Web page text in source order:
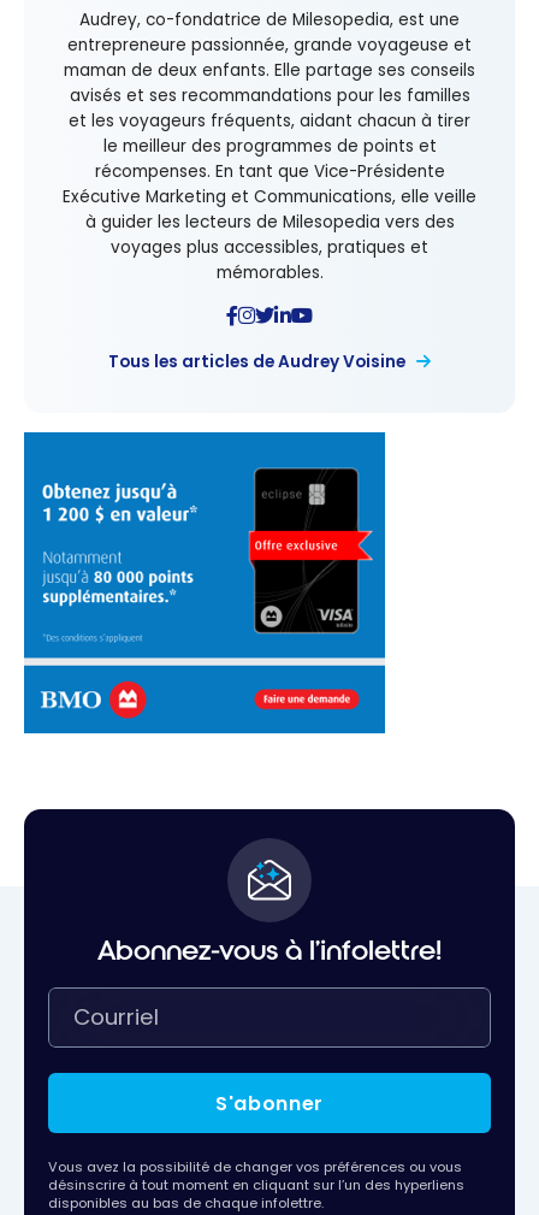
Audrey, co-fondatrice de Milesopedia, est une
entrepreneure passionnée, grande voyageuse et
maman de deux enfants. Elle partage ses conseils
avisés et ses recommandations pour les familles
et les voyageurs fréquents, aidant chacun à tirer
le meilleur des programmes de points et
récompenses. En tant que Vice-Présidente
Exécutive Marketing et Communications, elle veille
à guider les lecteurs de Milesopedia vers des
voyages plus accessibles, pratiques et
mémorables.
Tous les articles de Audrey Voisine
Abonnez-vous à l'infolettre!
S'abonner
Vous avez la possibilité de changer vos préférences ou vous
désinscrire à tout moment en cliquant sur l’un des hyperliens
disponibles au bas de chaque infolettre.